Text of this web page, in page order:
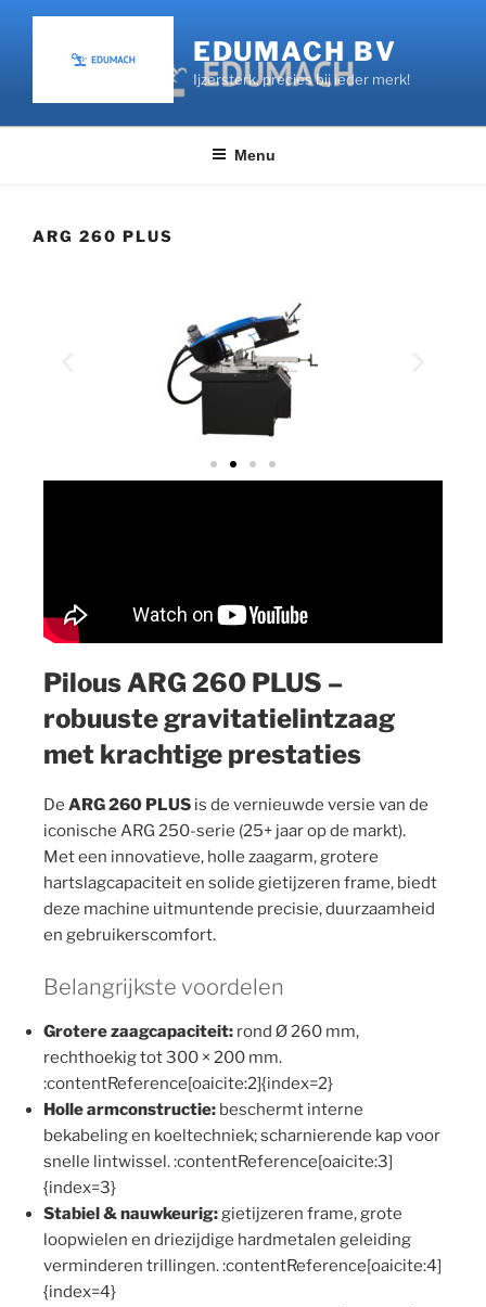
EDUMACH BV
Ijzersterk, precies bij ieder merk!
Menu
ARG 260 PLUS
Pilous ARG 260 PLUS –
robuuste gravitatielintzaag
met krachtige prestaties
De ARG 260 PLUS is de vernieuwde versie van de
iconische ARG 250-serie (25+ jaar op de markt).
Met een innovatieve, holle zaagarm, grotere
hartslagcapaciteit en solide gietijzeren frame, biedt
deze machine uitmuntende precisie, duurzaamheid
en gebruikerscomfort.
Belangrijkste voordelen
Grotere zaagcapaciteit: rond Ø 260 mm,
rechthoekig tot 300 × 200 mm.
:contentReference[oaicite:2]{index=2}
Holle armconstructie: beschermt interne
bekabeling en koeltechniek; scharnierende kap voor
snelle lintwissel. :contentReference[oaicite:3]
{index=3}
Stabiel & nauwkeurig:gietijzeren frame, grote
loopwielen en driezijdige hardmetalen geleiding
verminderen trillingen. :contentReference[oaicite:4]
{index=4}